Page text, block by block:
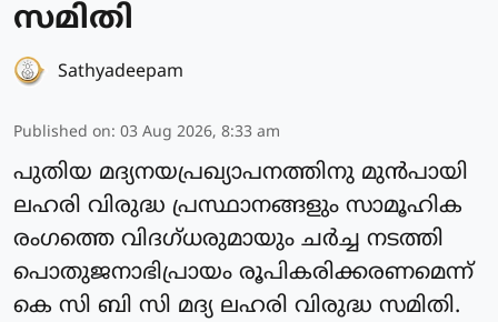
സമിതി
Sathyadeepam
Published on: 03 Aug 2026, 8:33 am
പുതിയ മദ്യനയപ്രഖ്യാപനത്തിനു മുൻപായി
ലഹരി വിരുദ്ധ പ്രസ്ഥാനങ്ങളും സാമൂഹിക
രംഗത്തെ വിദഗ്ധരുമായും ചർച്ച നടത്തി
പൊതുജനാഭിപ്രായം രൂപികരിക്കരണമെന്ന്
കെ സി ബി സി മദ്യ ലഹരി വിരുദ്ധ സമിതി.